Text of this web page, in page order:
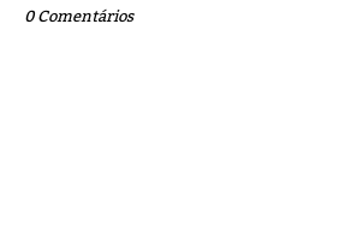
0 Comentários